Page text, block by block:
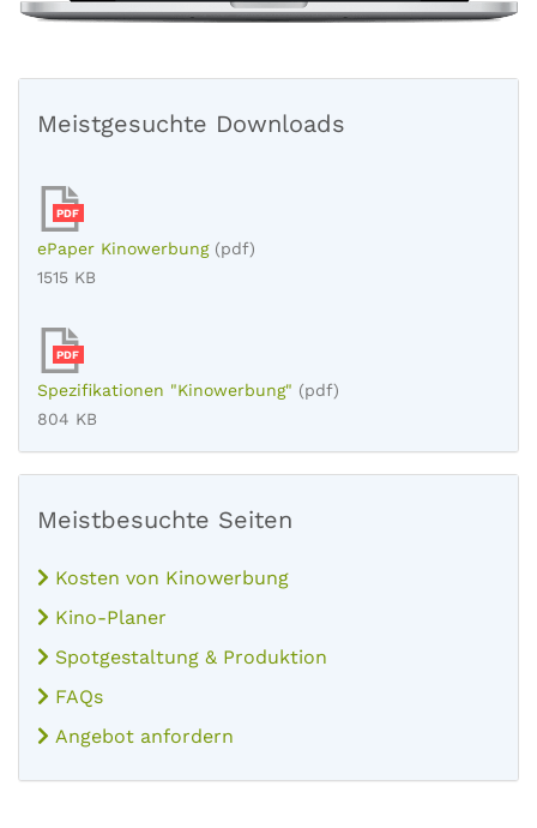
Meistgesuchte Downloads
PDF
ePaper Kinowerbung (pdf)
1515 KB
PDF
Spezifikationen "Kinowerbung" (pdf)
804 KB
Meistbesuchte Seiten
Kosten von Kinowerbung
Kino-Planer
Spotgestaltung & Produktion
FAQs
Angebot anfordern